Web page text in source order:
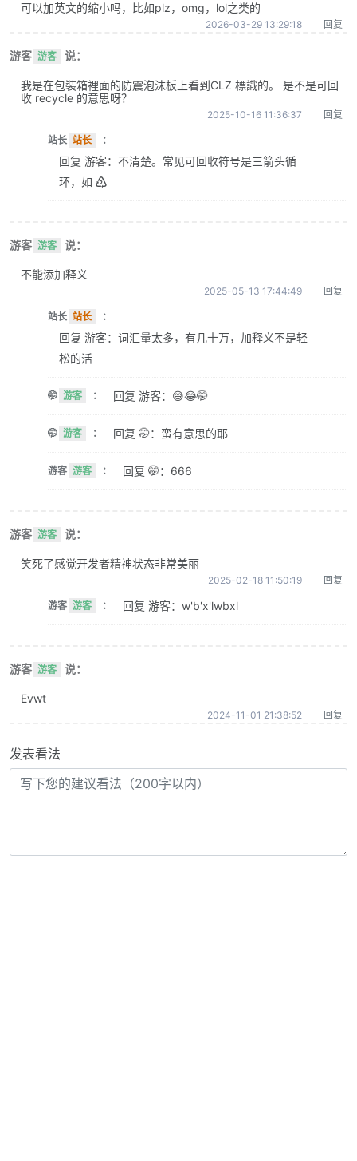
可以加英文的缩小吗，比如plz，omg，lol之类的
2026-03-29 13:29:18 回复
游客 游客 说：
我是在包裝箱裡面的防震泡沫板上看到CLZ 標識的。 是不是可回
收 recycle 的意思呀？
2025-10-16 11:36:37 回复
站长 站长 ：
回复 游客：不清楚。常见可回收符号是三箭头循
环，如 ♴
游客 游客 说：
不能添加释义
2025-05-13 17:44:49 回复
站长 站长 ：
回复 游客：词汇量太多，有几十万，加释义不是轻
松的活
🤭 游客 ： 回复 游客：😅😂🤭
🤭 游客 ： 回复 🤭：蛮有意思的耶
游客 游客 ： 回复 🤭：666
游客 游客 说：
笑死了感觉开发者精神状态非常美丽
2025-02-18 11:50:19 回复
游客 游客 ： 回复 游客：w'b'x'lwbxl
游客 游客 说：
Evwt
2024-11-01 21:38:52 回复
发表看法